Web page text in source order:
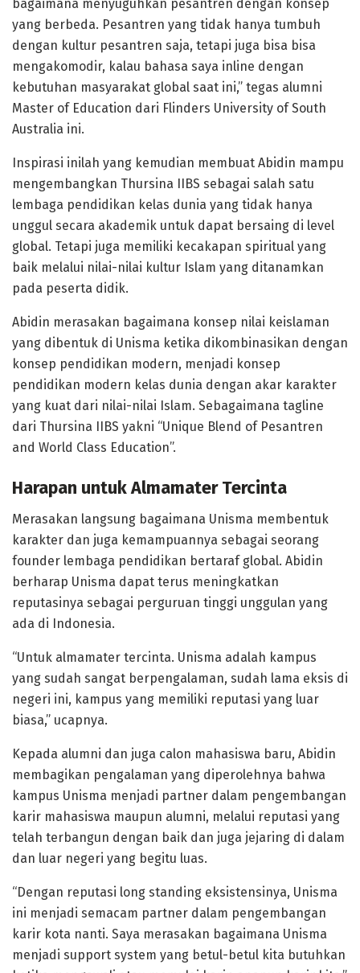
bagaimana menyuguhkan pesantren dengan konsep
yang berbeda. Pesantren yang tidak hanya tumbuh
dengan kultur pesantren saja, tetapi juga bisa bisa
mengakomodir, kalau bahasa saya inline dengan
kebutuhan masyarakat global saat ini,” tegas alumni
Master of Education dari Flinders University of South
Australia ini.
Inspirasi inilah yang kemudian membuat Abidin mampu
mengembangkan Thursina IIBS sebagai salah satu
lembaga pendidikan kelas dunia yang tidak hanya
unggul secara akademik untuk dapat bersaing di level
global. Tetapi juga memiliki kecakapan spiritual yang
baik melalui nilai-nilai kultur Islam yang ditanamkan
pada peserta didik.
Abidin merasakan bagaimana konsep nilai keislaman
yang dibentuk di Unisma ketika dikombinasikan dengan
konsep pendidikan modern, menjadi konsep
pendidikan modern kelas dunia dengan akar karakter
yang kuat dari nilai-nilai Islam. Sebagaimana tagline
dari Thursina IIBS yakni “Unique Blend of Pesantren
and World Class Education”.
Harapan untuk Almamater Tercinta
Merasakan langsung bagaimana Unisma membentuk
karakter dan juga kemampuannya sebagai seorang
founder lembaga pendidikan bertaraf global. Abidin
berharap Unisma dapat terus meningkatkan
reputasinya sebagai perguruan tinggi unggulan yang
ada di Indonesia.
“Untuk almamater tercinta. Unisma adalah kampus
yang sudah sangat berpengalaman, sudah lama eksis di
negeri ini, kampus yang memiliki reputasi yang luar
biasa,” ucapnya.
Kepada alumni dan juga calon mahasiswa baru, Abidin
membagikan pengalaman yang diperolehnya bahwa
kampus Unisma menjadi partner dalam pengembangan
karir mahasiswa maupun alumni, melalui reputasi yang
telah terbangun dengan baik dan juga jejaring di dalam
dan luar negeri yang begitu luas.
“Dengan reputasi long standing eksistensinya, Unisma
ini menjadi semacam partner dalam pengembangan
karir kota nanti. Saya merasakan bagaimana Unisma
menjadi support system yang betul-betul kita butuhkan